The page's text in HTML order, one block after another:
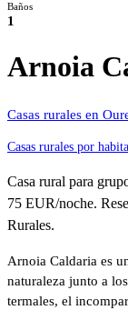
Baños
1
Arnoia
Casas rurales en
Casas rurales por
Casa rural para
75 EUR/noche.
Rurales.
Arnoia Caldaria es
naturaleza junto a
termales, el